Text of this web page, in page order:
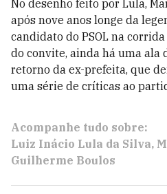
No desenho feito por Lula,
após nove anos longe da
candidato do PSOL na
do convite, ainda há uma ala
retorno da ex-prefeita, que
uma série de críticas ao
Acompanhe tudo sobre:
Luiz Inácio Lula da Silva
Guilherme Boulos